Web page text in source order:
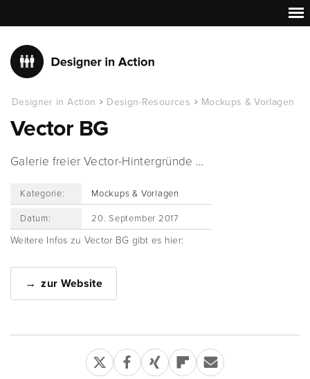
Designer in Action Design-Resources Mockups & Vorlagen
Vector BG
Galerie freier Vector-Hintergründe …
Kategorie: Mockups & Vorlagen
Datum: 20. September 2017
Weitere Infos zu Vector BG gibt es hier:
zur Website